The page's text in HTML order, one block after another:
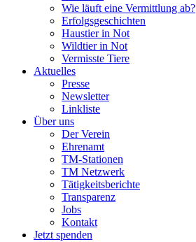
Wie läuft eine Vermittlung ab?
Erfolgsgeschichten
Haustier in Not
Wildtier in Not
Vermisste Tiere
Aktuelles
Presse
Newsletter
Linkliste
Über uns
Der Verein
Ehrenamt
TM-Stationen
TM Netzwerk
Tätigkeitsberichte
Transparenz
Jobs
Kontakt
Jetzt spenden